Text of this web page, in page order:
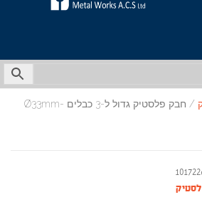
/ חבק פלסטיק גדול ל-3 כבלים Ø33mm-